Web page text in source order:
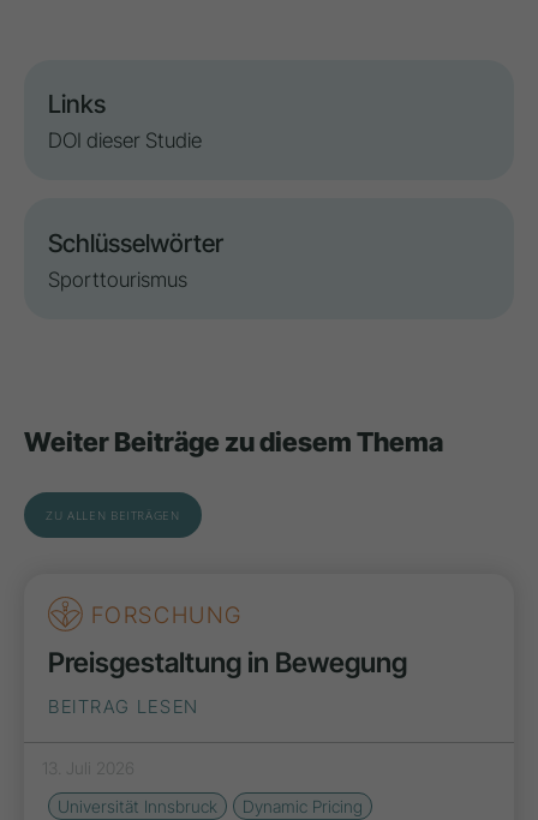
Links
DOI dieser Studie
Schlüsselwörter
Sporttourismus
Weiter Beiträge zu diesem Thema
ZU ALLEN BEITRÄGEN
FORSCHUNG
Preisgestaltung in Bewegung
BEITRAG LESEN
13. Juli 2026
Universität Innsbruck
Dynamic Pricing